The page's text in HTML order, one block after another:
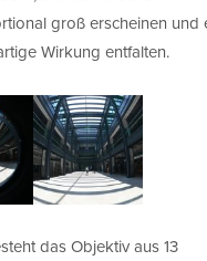
groß erscheinen und
Wirkung entfalten.
das Objektiv aus 13